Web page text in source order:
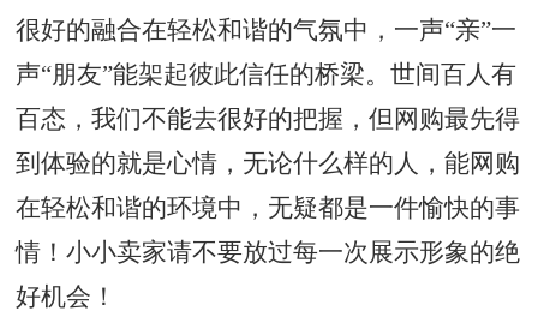
很好的融合在轻松和谐的气氛中，一声“亲”一
声“朋友”能架起彼此信任的桥梁。世间百人有
百态，我们不能去很好的把握，但网购最先得
到体验的就是心情，无论什么样的人，能网购
在轻松和谐的环境中，无疑都是一件愉快的事
情！小小卖家请不要放过每一次展示形象的绝
好机会！